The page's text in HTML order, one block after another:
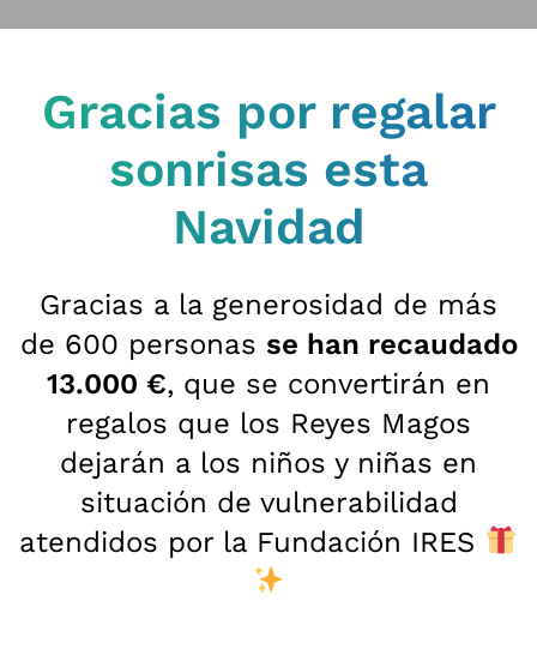
Gracias por regalar
sonrisas esta
Navidad
Gracias a la generosidad de más
de 600 personas se han recaudado
13.000 €, que se convertirán en
regalos que los Reyes Magos
dejarán a los niños y niñas en
situación de vulnerabilidad
atendidos por la Fundación IRES